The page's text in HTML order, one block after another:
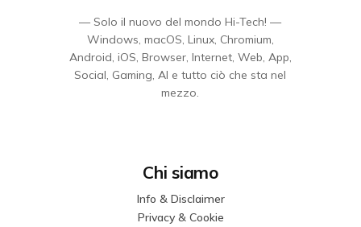
— Solo il nuovo del mondo Hi-Tech! —
Windows, macOS, Linux, Chromium,
Android, iOS, Browser, Internet, Web, App,
Social, Gaming, AI e tutto ciò che sta nel
mezzo.
Chi siamo
Info & Disclaimer
Privacy & Cookie